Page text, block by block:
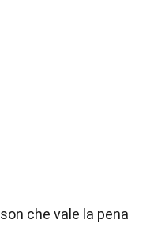
che vale la pena